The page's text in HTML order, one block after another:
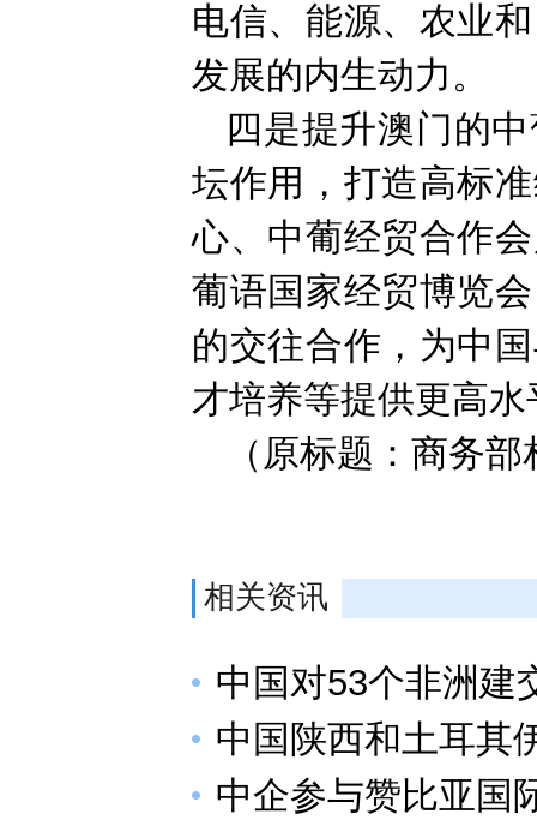
电信、能源、农业
发展的内生动力。
四是提升澳门的
坛作用，打造高标
心、中葡经贸合作
葡语国家经贸博览
的交往合作，为中
才培养等提供更高
（原标题：商务
相关资讯
中国对53个非洲建
中国陕西和土耳其
中企参与赞比亚国